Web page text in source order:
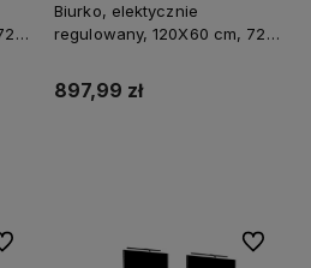
Biurko, elektycznie
regulowany, 120X60 cm, 72-
brązowy, ULTRADESK
897,99 zł
ulubionych Do